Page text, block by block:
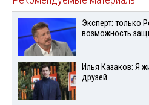
Эксперт: только
возможность
Илья Казаков: Я
друзей